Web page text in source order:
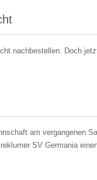
nachbestellen. Doch
am vergangenen
SV Germania